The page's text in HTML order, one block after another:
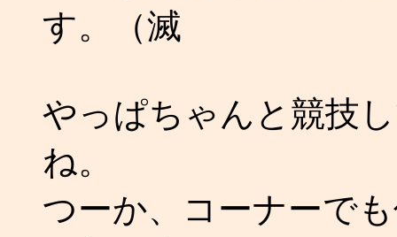
す。（滅
やっぱちゃんと競技
ね。
つーか、コーナーで